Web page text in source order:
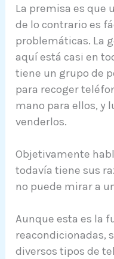
La premisa es que
de lo contrario es
problemáticas. La
aquí está casi en
tiene un grupo de
para recoger
mano para ellos, y
venderlos.
Objetivamente
todavía tiene sus
no puede mirar a
Aunque esta es la
reacondicionadas,
diversos tipos de